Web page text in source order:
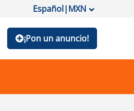
Español|MXN
¡Pon un anuncio!